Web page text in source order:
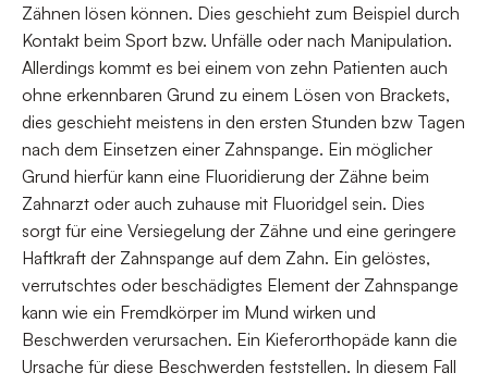
Zähnen lösen können. Dies geschieht zum Beispiel durch
Kontakt beim Sport bzw. Unfälle oder nach Manipulation.
Allerdings kommt es bei einem von zehn Patienten auch
ohne erkennbaren Grund zu einem Lösen von Brackets,
dies geschieht meistens in den ersten Stunden bzw Tagen
nach dem Einsetzen einer Zahnspange. Ein möglicher
Grund hierfür kann eine Fluoridierung der Zähne beim
Zahnarzt oder auch zuhause mit Fluoridgel sein. Dies
sorgt für eine Versiegelung der Zähne und eine geringere
Haftkraft der Zahnspange auf dem Zahn. Ein gelöstes,
verrutschtes oder beschädigtes Element der Zahnspange
kann wie ein Fremdkörper im Mund wirken und
Beschwerden verursachen. Ein Kieferorthopäde kann die
Ursache für diese Beschwerden feststellen. In diesem Fall